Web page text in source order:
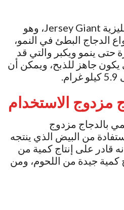
هذا الدجاج يسمى بالإنجليزية Jersey Giant، وهو
الدجاج البطئ في النمو،
حتى ينمو ويكبر والتي قد
لكي يكون جاهز للذبح، ويمكن أن
مزدوج الاستخدام
بالدجاج مزدوج
من البيض الذي ينتجه
قادر على إنتاج كمية من
كمية جيدة من اللحوم، ومن